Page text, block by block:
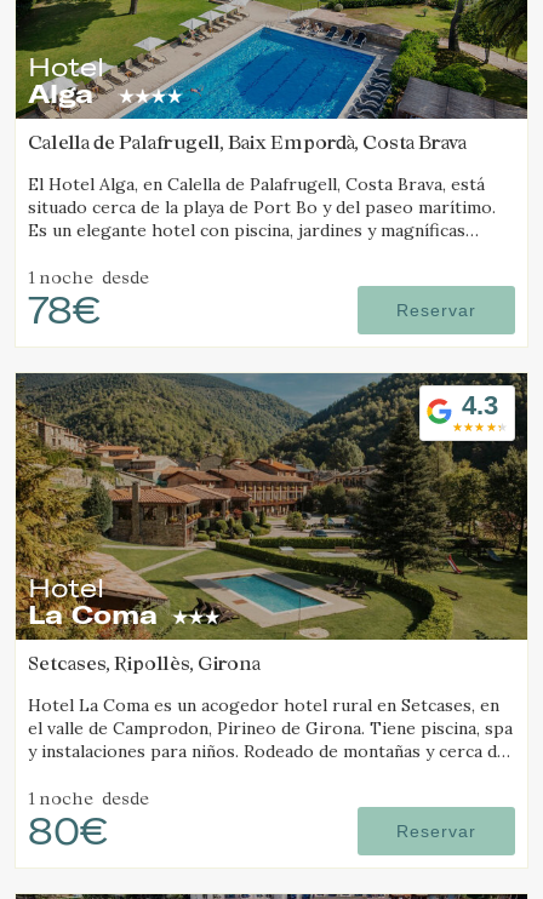
Hotel
Alga
Calella de Palafrugell, Baix Empordà, Costa Brava
El Hotel Alga, en Calella de Palafrugell, Costa Brava, está
situado cerca de la playa de Port Bo y del paseo marítimo.
Es un elegante hotel con piscina, jardines y magníficas
1 noche desde
78€ Reservar
4.3
Hotel
La Coma
Setcases, Ripollès, Girona
Hotel La Coma es un acogedor hotel rural en Setcases, en
el valle de Camprodon, Pirineo de Girona. Tiene piscina, spa
y instalaciones para niños. Rodeado de montañas y cerca de
1 noche desde
80€ Reservar